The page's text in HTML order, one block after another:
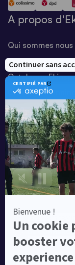
A propos
Qui sommes nous
Notre savoir-faire
Catalogue
Catalogue
Blog
Une société de :